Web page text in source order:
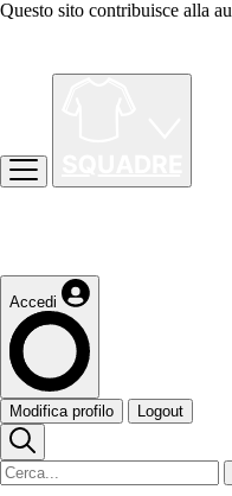
Questo sito contribuisce alla
Accedi
Modifica profilo Logout